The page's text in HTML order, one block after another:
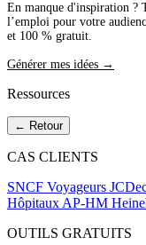
En manque d'inspiration ?
l’emploi pour votre
et 100 % gratuit.
Générer mes idées →
Ressources
← Retour
CAS CLIENTS
SNCF Voyageurs
Hôpitaux AP-HM
OUTILS GRATUITS